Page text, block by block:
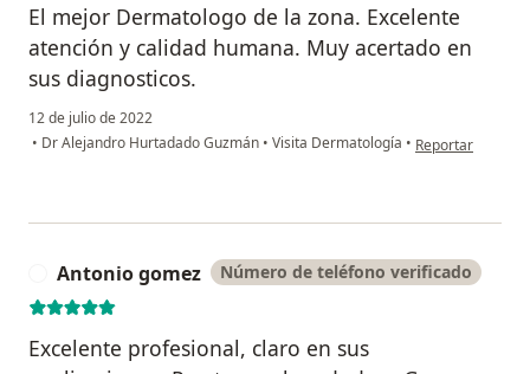
El mejor Dermatologo de la zona. Excelente
atención y calidad humana. Muy acertado en
sus diagnosticos.
12 de julio de 2022
• Dr Alejandro Hurtadado Guzmán • Visita Dermatología • en opinión del
Reportar
Antonio gomez Número de teléfono verificado
Excelente profesional, claro en sus